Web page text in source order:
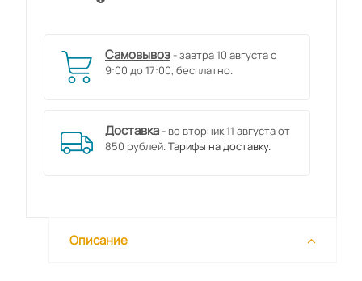
Самовывоз - завтра 10 августа с
9:00 до 17:00, бесплатно.
Доставка - во вторник 11 августа от
850 рублей.Тарифы на доставку.
Описание